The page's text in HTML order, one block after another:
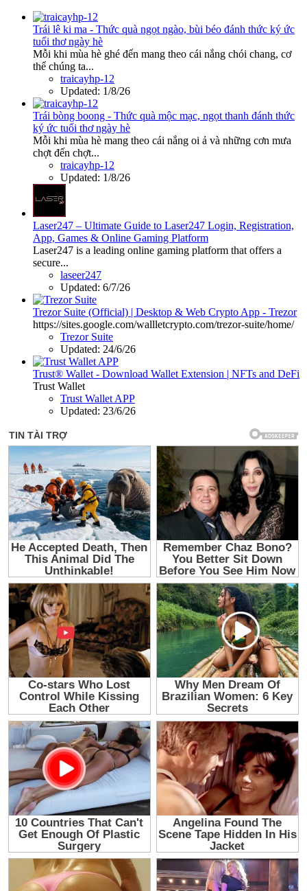
Trái lê ki ma - Thức quà ngọt ngào, bùi béo đánh thức ký ức
tuổi thơ ngày hè
Mỗi khi mùa hè ghé đến mang theo cái nắng chói chang, cơ
thể chúng ta...
traicayhp-12
Updated: 1/8/26
Trái bòng boong - Thức quà mộc mạc, ngọt thanh đánh thức
ký ức tuổi thơ ngày hè
Mỗi khi mùa hè mang theo cái nắng oi ả và những cơn mưa
chợt đến chợt...
traicayhp-12
Updated: 1/8/26
Laser247 – Ultimate Guide to Laser247 Login, Registration,
App, Games & Online Gaming Platform
Laser247 is a leading online gaming platform that offers a
secure...
laseer247
Updated: 6/7/26
Trezor Suite (Official) | Desktop & Web Crypto App - Trezor
https://sites.google.com/wallletcrypto.com/trezor-suite/home/
Trezor Suite
Updated: 24/6/26
Trust® Wallet - Download Wallet Extension | NFTs and DeFi
Trust Wallet
Trust Wallet APP
Updated: 23/6/26